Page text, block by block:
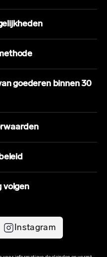
goederen binnen 30
volgen
Instagram